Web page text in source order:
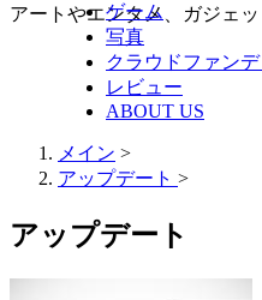
アートやエンタメ、ガジェ
ゲーム
写真
クラウドファン
レビュー
ABOUT US
メイン >
アップデート >
アップデート